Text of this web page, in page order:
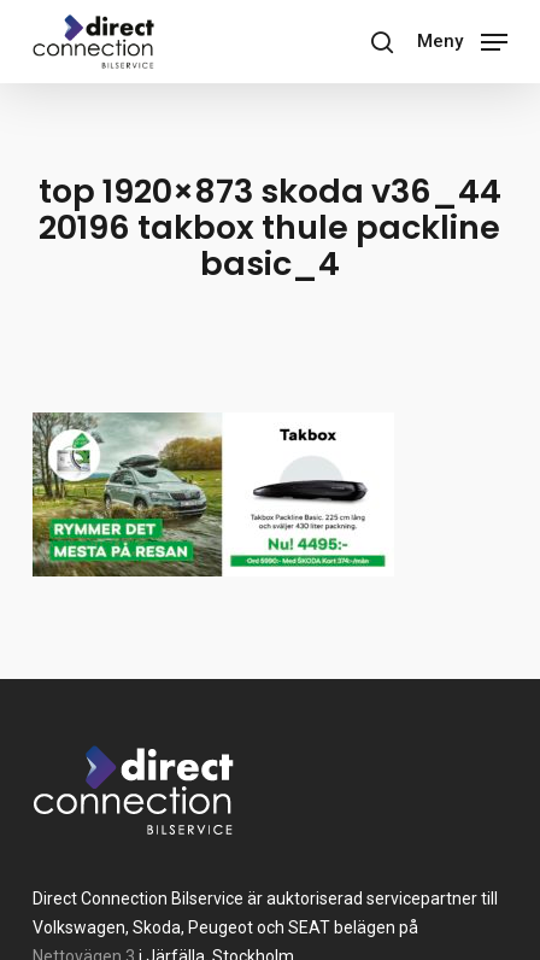
main
search
Meny
top 1920×873 skoda v36_44
20196 takbox thule packline
basic_4
Direct Connection Bilservice är auktoriserad servicepartner till
Volkswagen, Skoda, Peugeot och SEAT belägen på